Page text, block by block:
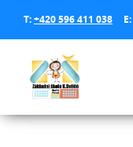
T:+420 596 411 038 E: